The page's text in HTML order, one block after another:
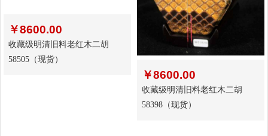
￥8600.00
收藏级明清旧料老红木二胡
58505（现货）
￥8600.00
收藏级明清旧料老红木二胡
58398（现货）